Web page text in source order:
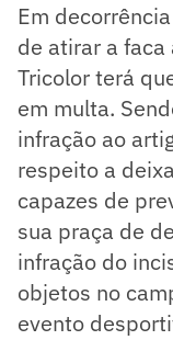
Em
de atirar a
Tricolor terá
em multa.
infração ao
respeito a
capazes de
sua praça de
infração do
objetos no
evento